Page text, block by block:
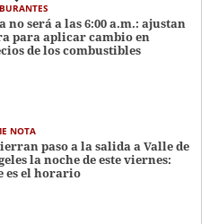
no será a las 6:00 a.m.: ajustan
para aplicar cambio en
de los combustibles
NOTA
paso a la salida a Valle de
la noche de este viernes:
es el horario